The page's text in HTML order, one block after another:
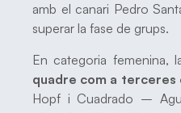
amb el canari Pedro
superar la fase de grups.
En categoria femenina,
quadre com a terceres
Hopf i Cuadrado –